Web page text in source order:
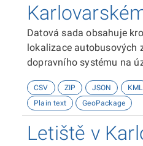
Datová sada obsahuje
lokalizace autobusových
dopravního systému na
Souřadnicový systém je
1984.Zdrojem dat je
CSV ZIP JSON KML
Plain text
GeoPackage
Letiště v